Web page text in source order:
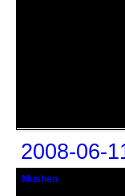
2008-06-
Mushen